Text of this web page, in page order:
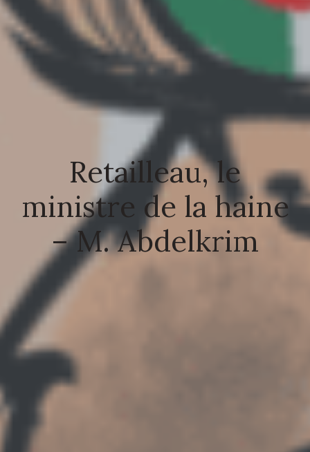
Retailleau, le
ministre de la haine
– M. Abdelkrim